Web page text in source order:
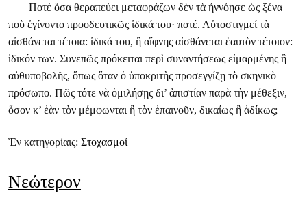
Ποτέ ὅσα θεραπεύει μεταφράζων δὲν τὰ ἠννόησε ὡς ξένα
ποὺ ἐγίνοντο προοδευτικῶς ἰδικά του· ποτέ. Αὐτοστιγμεί τὰ
αἰσθάνεται τέτοια: ἰδικά του, ἢ αἴφνης αἰσθάνεται ἑαυτὸν τέτοιον:
ἰδικόν των. Συνεπῶς πρόκειται περὶ συναντήσεως εἰμαρμένης ἢ
αὐθυποβολῆς, ὅπως ὅταν ὁ ὑποκριτὴς προσεγγίζῃ τὸ σκηνικὸ
πρόσωπο. Πῶς τότε νὰ ὁμιλήσῃς δι’ ἀπιστίαν παρὰ τὴν μέθεξιν,
ὅσον κ’ ἐὰν τὸν μέμφωνται ἢ τὸν ἐπαινοῦν, δικαίως ἢ ἀδίκως;
Ἐν κατηγορίαις: Στοχασμοί
Νεώτερον